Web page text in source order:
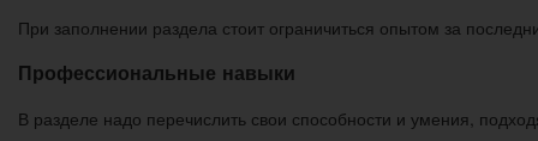
При заполнении раздела стоит ограничиться опытом за
Профессиональные навыки
В разделе надо перечислить свои способности и умения,